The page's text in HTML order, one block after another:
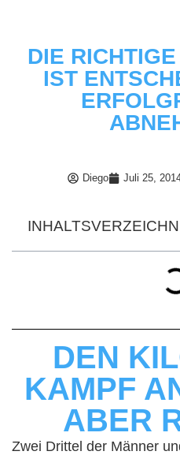
DIE
IST
Diego Juli 25,
DEN
KAMPF
ABER
Zwei Drittel der Männer